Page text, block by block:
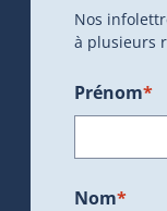
Nos
à plusieurs
Prénom*
Nom*